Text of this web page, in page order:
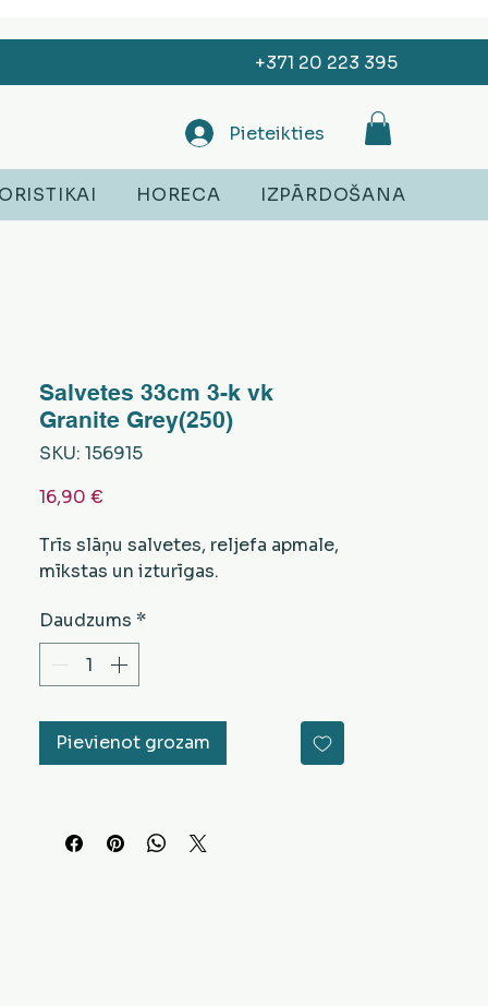
+371 20 223 395
Pieteikties
HORECA IZPĀRDOŠANA
Salvetes 33cm 3-k vk
Granite Grey(250)
SKU: 156915
16,90 €
Trīs slāņu salvetes, reljefa apmale,
mīkstas un izturīgas.
Daudzums *
Pievienot grozam